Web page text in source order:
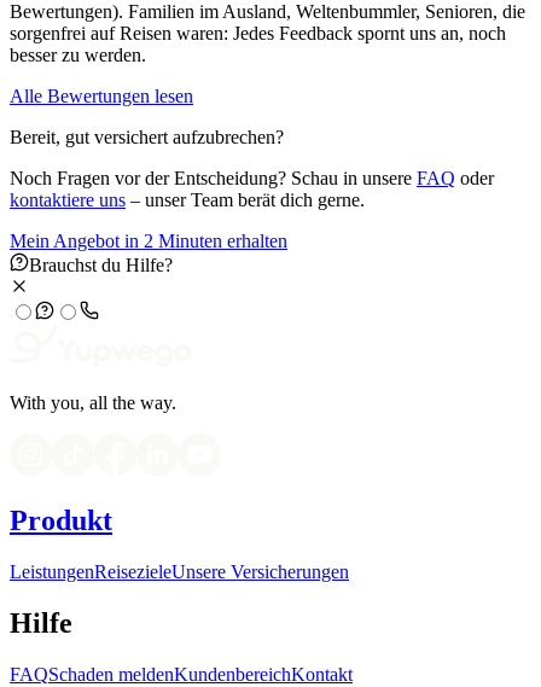
Bewertungen). Familien im Ausland, Weltenbummler, Senioren, die
sorgenfrei auf Reisen waren: Jedes Feedback spornt uns an, noch
besser zu werden.
Alle Bewertungen lesen
Bereit, gut versichert aufzubrechen?
Noch Fragen vor der Entscheidung? Schau in unsere FAQ oder
kontaktiere uns – unser Team berät dich gerne.
Mein Angebot in 2 Minuten erhalten
Brauchst du Hilfe?
With you, all the way.
Produkt
LeistungenReisezieleUnsere Versicherungen
Hilfe
FAQSchaden meldenKundenbereichKontakt